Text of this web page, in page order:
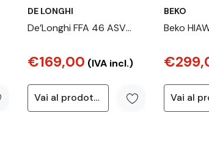
DE LONGHI
De’Longhi FFA 46 ASV
inox Da incasso 60 cm
€169,00 (IVA incl.)
Vai al prodotto
BEKO
Beko
75 cm